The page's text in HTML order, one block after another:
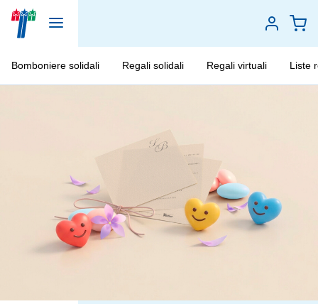
Bomboniere solidali Regali solidali Regali virtuali Liste